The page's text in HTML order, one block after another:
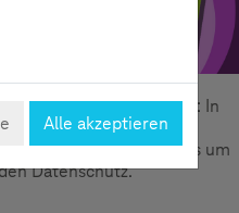
Daten, Spuren, Sicherheit: In
dritten Ausgabe von
SCROLLER dreht sich alles um
Datenschutz.
Alle akzeptieren